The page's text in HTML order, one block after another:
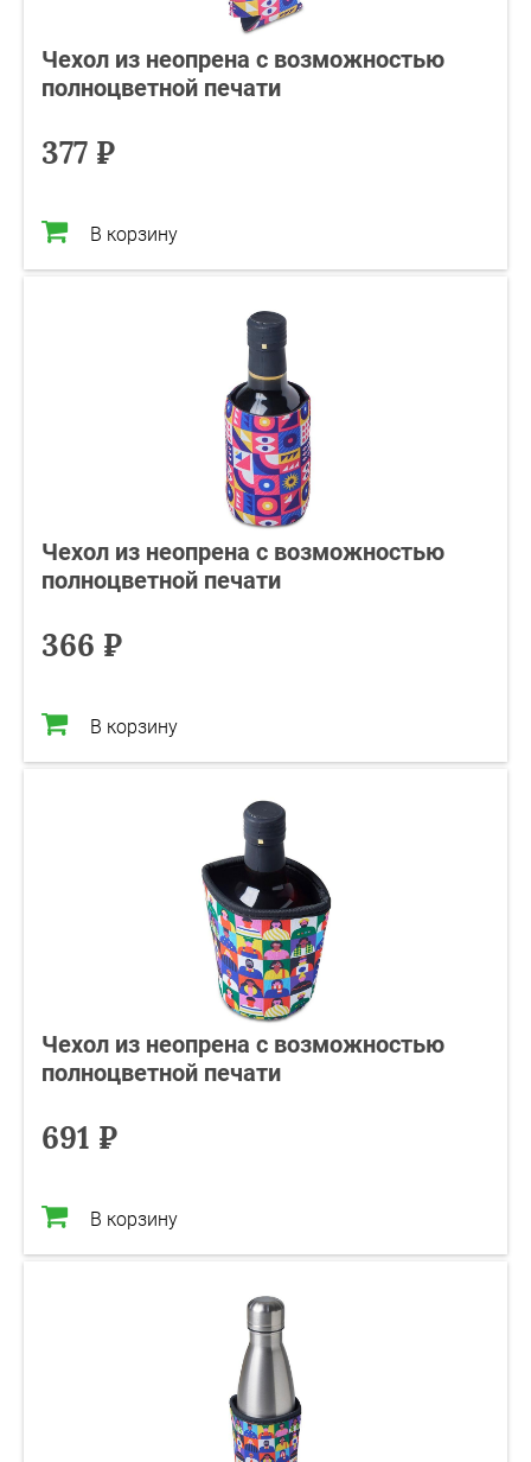
Чехол из неопрена с возможностью
полноцветной печати
377 ₽
В корзину
Чехол из неопрена с возможностью
полноцветной печати
366 ₽
В корзину
Чехол из неопрена с возможностью
полноцветной печати
691 ₽
В корзину